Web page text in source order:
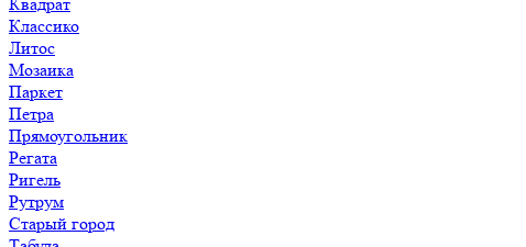
Классико
Литос
Мозаика
Паркет
Петра
Прямоугольник
Регата
Ригель
Рутрум
Старый город